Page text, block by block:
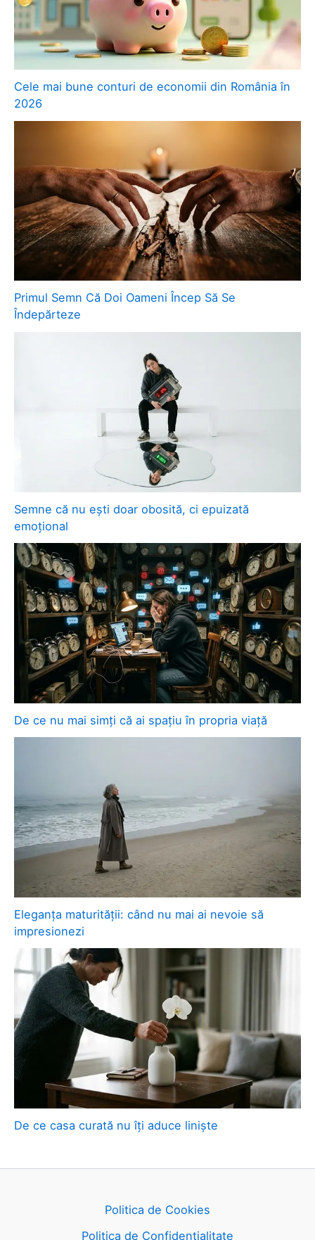
Cele mai bune conturi de economii din România în
2026
Primul Semn Că Doi Oameni Încep Să Se
Îndepărteze
Semne că nu ești doar obosită, ci epuizată
emoțional
De ce nu mai simți că ai spațiu în propria viață
Eleganța maturității: când nu mai ai nevoie să
impresionezi
De ce casa curată nu îți aduce liniște
Politica de Cookies
Politica de Confidențialitate